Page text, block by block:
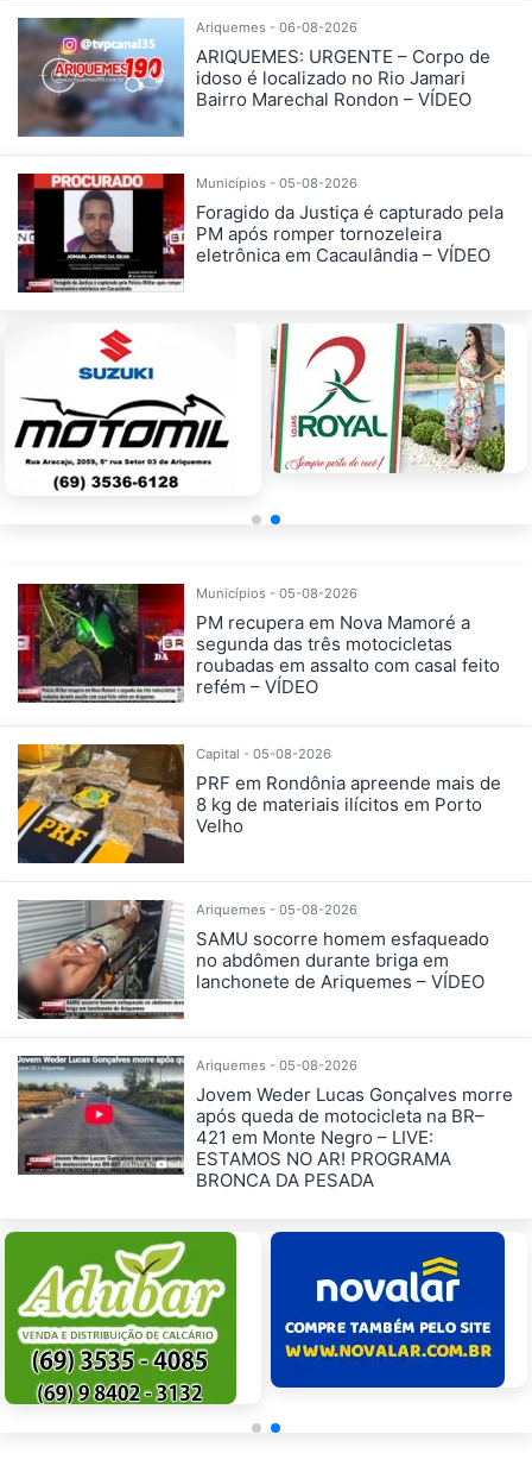
Ariquemes - 06-08-2026
ARIQUEMES: URGENTE – Corpo de
idoso é localizado no Rio Jamari
Bairro Marechal Rondon – VÍDEO
Municípios - 05-08-2026
Foragido da Justiça é capturado pela
PM após romper tornozeleira
eletrônica em Cacaulândia – VÍDEO
Municípios - 05-08-2026
PM recupera em Nova Mamoré a
segunda das três motocicletas
roubadas em assalto com casal feito
refém – VÍDEO
Capital - 05-08-2026
PRF em Rondônia apreende mais de
8 kg de materiais ilícitos em Porto
Velho
Ariquemes - 05-08-2026
SAMU socorre homem esfaqueado
no abdômen durante briga em
lanchonete de Ariquemes – VÍDEO
Ariquemes - 05-08-2026
Jovem Weder Lucas Gonçalves morre
após queda de motocicleta na BR–
421 em Monte Negro – LIVE:
ESTAMOS NO AR! PROGRAMA
BRONCA DA PESADA